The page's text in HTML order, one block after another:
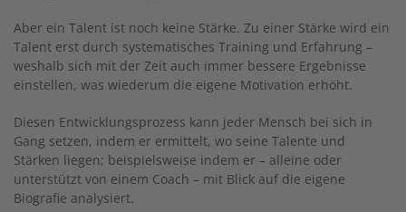
Aber ein Talent ist noch keine Stärke. Zu einer Stärke wird ein
Talent erst durch systematisches Training und Erfahrung –
weshalb sich mit der Zeit auch immer bessere Ergebnisse
einstellen, was wiederum die eigene Motivation erhöht.
Diesen Entwicklungsprozess kann jeder Mensch bei sich in
Gang setzen, indem er ermittelt, wo seine Talente und
Stärken liegen; beispielsweise indem er – alleine oder
unterstützt von einem Coach – mit Blick auf die eigene
Biografie analysiert.